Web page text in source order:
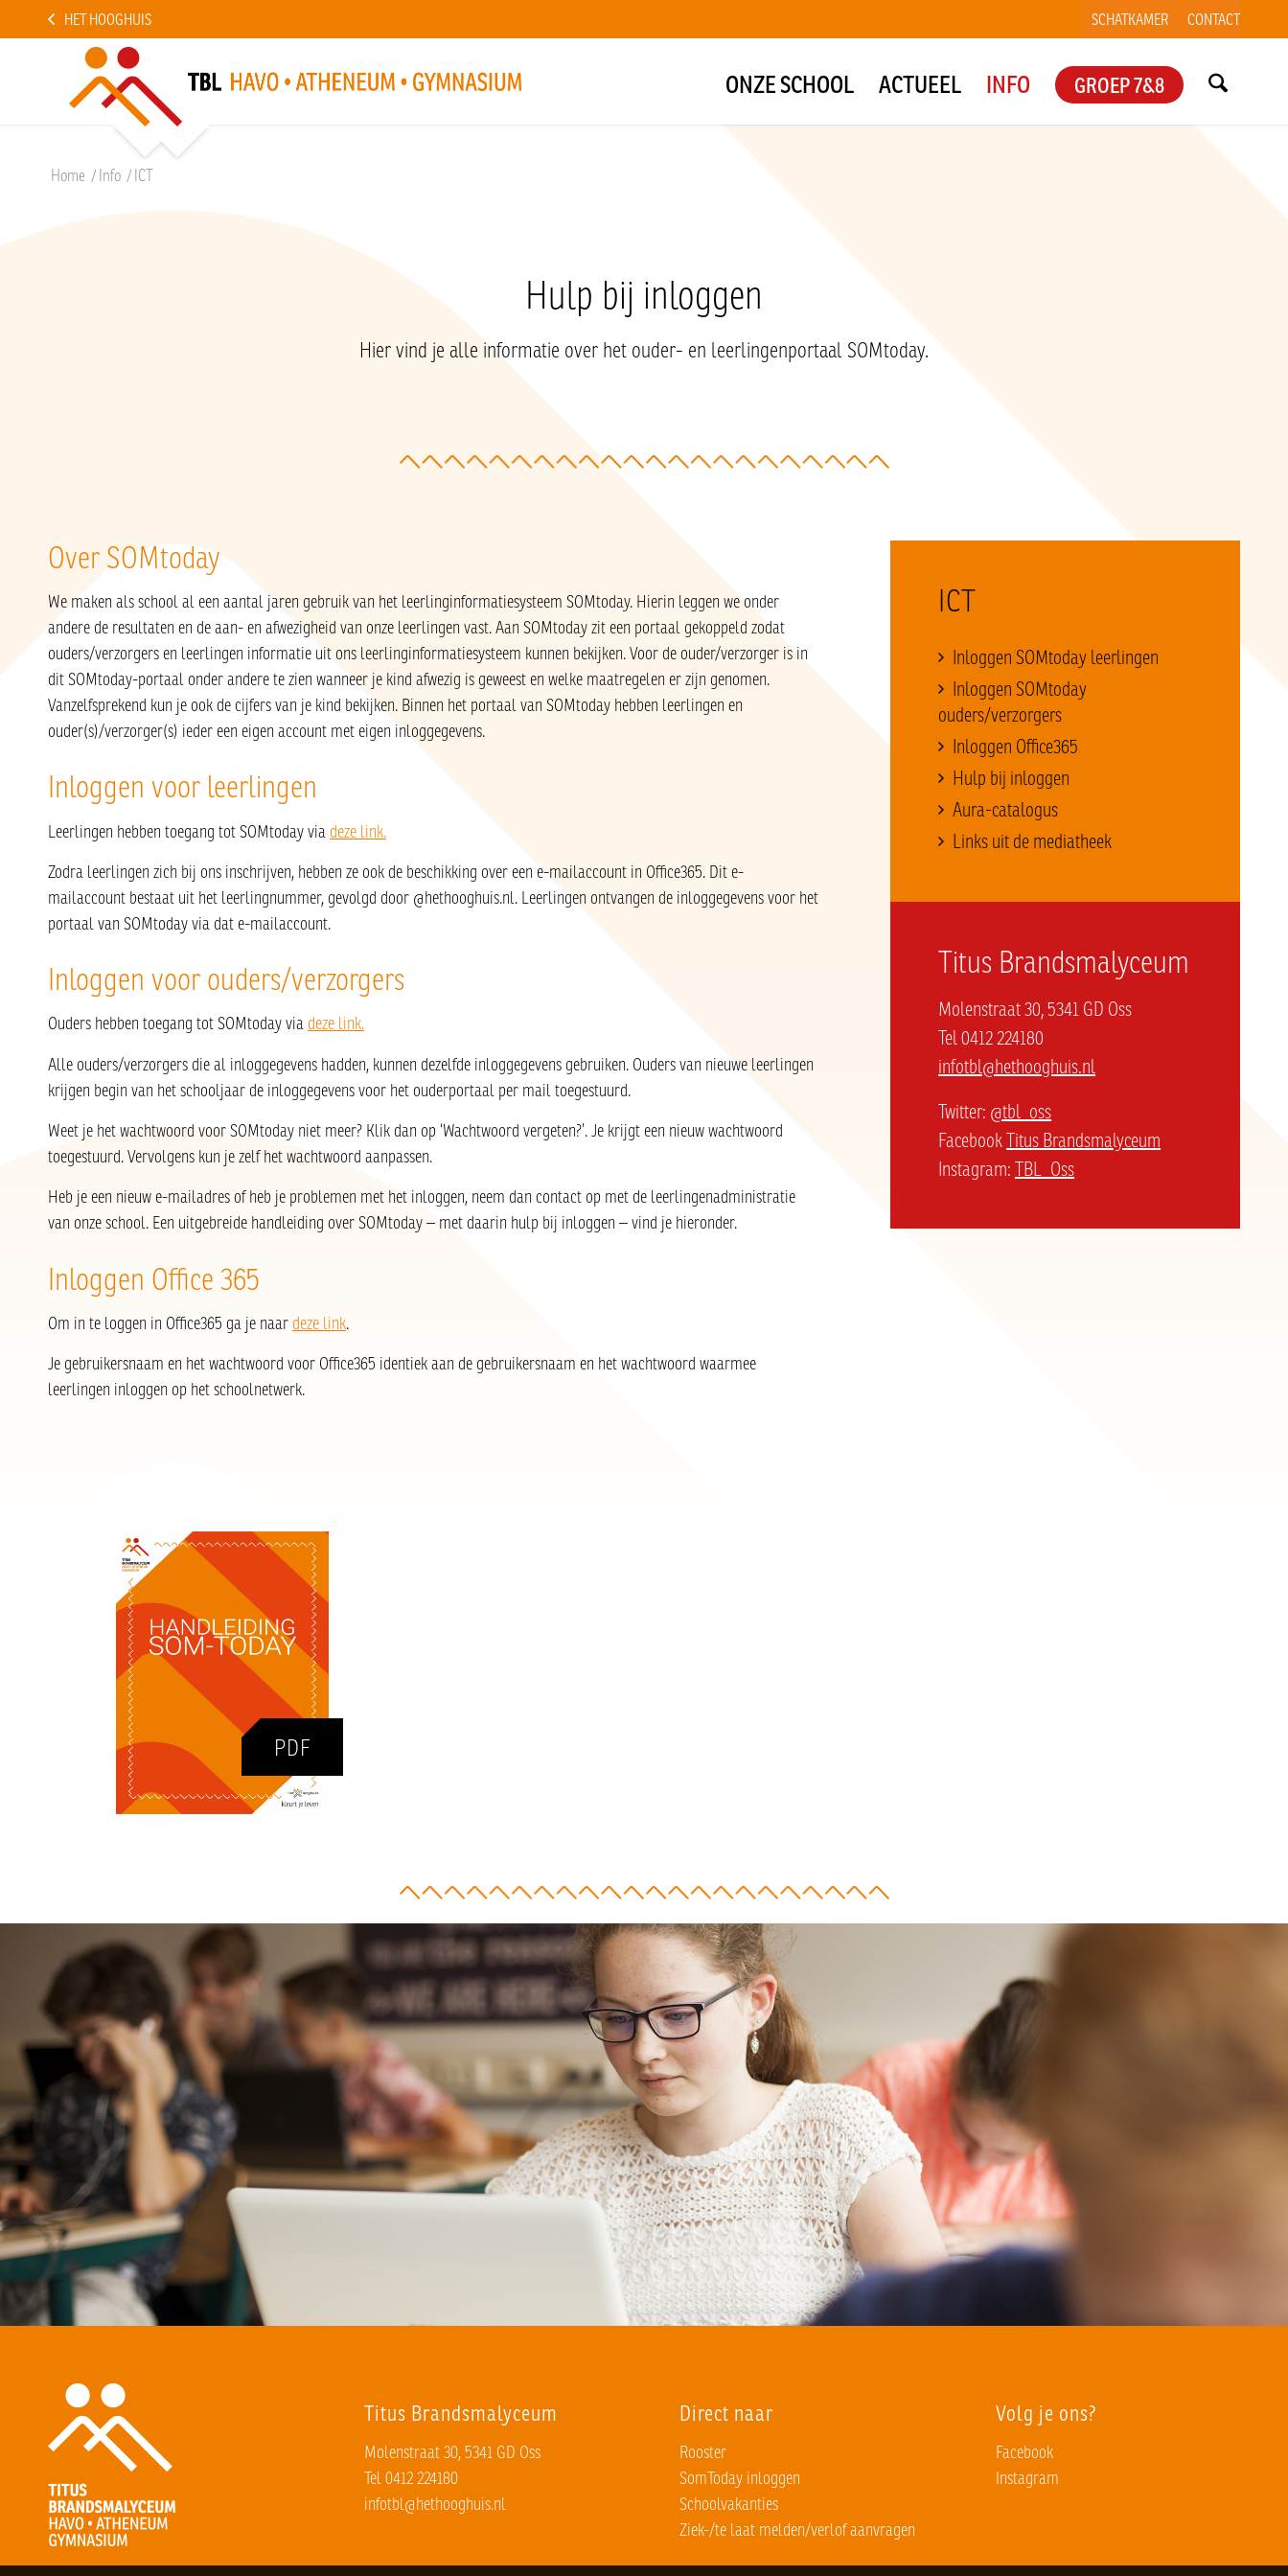
SCHATKAMER CONTACT
HET HOOGHUIS
ONZE SCHOOL ACTUEEL INFO GROEP 7&8
Home /Info /ICT
Hulp bij inloggen
Hier vind je alle informatie over het ouder- en leerlingenportaal SOMtoday.
Over SOMtoday
We maken als school al een aantal jaren gebruik van het leerlinginformatiesysteem SOMtoday. Hierin leggen we onder
andere de resultaten en de aan- en afwezigheid van onze leerlingen vast. Aan SOMtoday zit een portaal gekoppeld zodat
ouders/verzorgers en leerlingen informatie uit ons leerlinginformatiesysteem kunnen bekijken. Voor de ouder/verzorger is in
dit SOMtoday-portaal onder andere te zien wanneer je kind afwezig is geweest en welke maatregelen er zijn genomen.
Vanzelfsprekend kun je ook de cijfers van je kind bekijken. Binnen het portaal van SOMtoday hebben leerlingen en
ouder(s)/verzorger(s) ieder een eigen account met eigen inloggegevens.
Inloggen voor leerlingen
Leerlingen hebben toegang tot SOMtoday via deze link.
Zodra leerlingen zich bij ons inschrijven, hebben ze ook de beschikking over een e-mailaccount in Office365. Dit e-
mailaccount bestaat uit het leerlingnummer, gevolgd door @hethooghuis.nl. Leerlingen ontvangen de inloggegevens voor het
portaal van SOMtoday via dat e-mailaccount.
Inloggen voor ouders/verzorgers
Ouders hebben toegang tot SOMtoday via deze link.
Alle ouders/verzorgers die al inloggegevens hadden, kunnen dezelfde inloggegevens gebruiken. Ouders van nieuwe leerlingen
krijgen begin van het schooljaar de inloggegevens voor het ouderportaal per mail toegestuurd.
Weet je het wachtwoord voor SOMtoday niet meer? Klik dan op ‘Wachtwoord vergeten?’. Je krijgt een nieuw wachtwoord
toegestuurd. Vervolgens kun je zelf het wachtwoord aanpassen.
Heb je een nieuw e-mailadres of heb je problemen met het inloggen, neem dan contact op met de leerlingenadministratie
van onze school. Een uitgebreide handleiding over SOMtoday – met daarin hulp bij inloggen – vind je hieronder.
Inloggen Office 365
Om in te loggen in Office365 ga je naar deze link.
Je gebruikersnaam en het wachtwoord voor Office365 identiek aan de gebruikersnaam en het wachtwoord waarmee
leerlingen inloggen op het schoolnetwerk.
ICT
Inloggen SOMtoday leerlingen
Inloggen SOMtoday
ouders/verzorgers
Inloggen Office365
Hulp bij inloggen
Aura-catalogus
Links uit de mediatheek
Titus Brandsmalyceum
Molenstraat 30, 5341 GD Oss
Tel 0412 224180
infotbl@hethooghuis.nl
Twitter: @tbl_oss
FacebookTitus Brandsmalyceum
Instagram:TBL_Oss
Titus Brandsmalyceum
Molenstraat 30, 5341 GD Oss
Tel 0412 224180
infotbl@hethooghuis.nl
Direct naar
Rooster
SomToday inloggen
Schoolvakanties
Ziek-/te laat melden/verlof aanvragen
Volg je ons?
Facebook
Instagram